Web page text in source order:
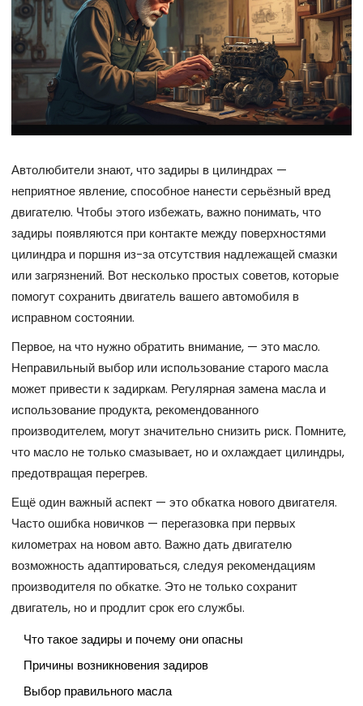
Автолюбители знают, что задиры в цилиндрах —
неприятное явление, способное нанести серьёзный вред
двигателю. Чтобы этого избежать, важно понимать, что
задиры появляются при контакте между поверхностями
цилиндра и поршня из-за отсутствия надлежащей смазки
или загрязнений. Вот несколько простых советов, которые
помогут сохранить двигатель вашего автомобиля в
исправном состоянии.
Первое, на что нужно обратить внимание, — это масло.
Неправильный выбор или использование старого масла
может привести к задиркам. Регулярная замена масла и
использование продукта, рекомендованного
производителем, могут значительно снизить риск. Помните,
что масло не только смазывает, но и охлаждает цилиндры,
предотвращая перегрев.
Ещё один важный аспект — это обкатка нового двигателя.
Часто ошибка новичков — перегазовка при первых
километрах на новом авто. Важно дать двигателю
возможность адаптироваться, следуя рекомендациям
производителя по обкатке. Это не только сохранит
двигатель, но и продлит срок его службы.
Что такое задиры и почему они опасны
Причины возникновения задиров
Выбор правильного масла